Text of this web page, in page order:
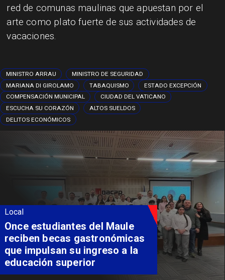
red de comunas maulinas que apuestan por el
arte como plato fuerte de sus actividades de
vacaciones.
MINISTRO ARRAU
MINISTRO DE SEGURIDAD
MARIANA DI GIROLAMO
TABAQUISMO
ESTADO EXCEPCIÓN
COMPENSACIÓN MUNICIPAL
CIUDAD DEL VATICANO
ESCUCHA SU CORAZÓN
ALTOS SUELDOS
DELITOS ECONÓMICOS
Local
Once estudiantes del Maule
reciben becas gastronómicas
que impulsan su ingreso a la
educación superior